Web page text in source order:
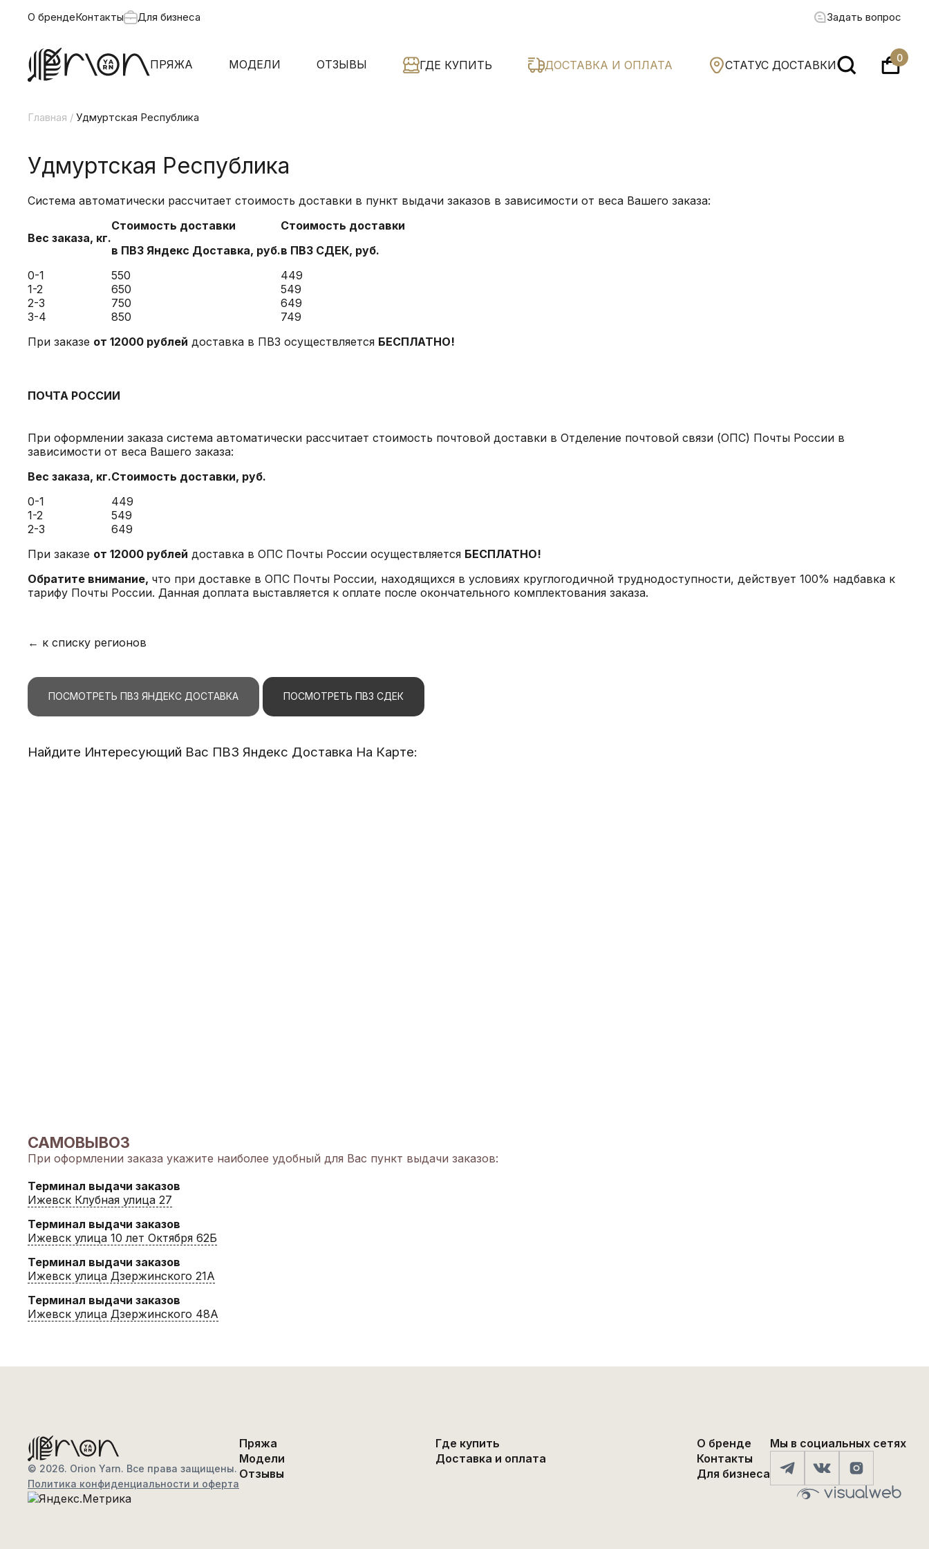
О брендеКонтакты Для бизнеса Задать вопрос
ПРЯЖА МОДЕЛИ ОТЗЫВЫ ГДЕ КУПИТЬ ДОСТАВКА И ОПЛАТА СТАТУС ДОСТАВКИ
0
Главная / Удмуртская Республика
Удмуртская Республика
Система автоматически рассчитает стоимость доставки в пункт выдачи заказов в зависимости от веса Вашего заказа:
Вес заказа, кг.
Стоимость доставки
в ПВЗ Яндекс Доставка, руб.
Стоимость доставки
в ПВЗ СДЕК, руб.
0-1
550
449
1-2
650
549
2-3
750
649
3-4
850
749
При заказе от 12000 рублей доставка в ПВЗ осуществляется БЕСПЛАТНО!
ПОЧТА РОССИИ
При оформлении заказа система автоматически рассчитает стоимость почтовой доставки в Отделение почтовой связи (ОПС) Почты России в
зависимости от веса Вашего заказа:
Вес заказа, кг.Стоимость доставки, руб.
0-1
449
1-2
549
2-3
649
При заказе от 12000 рублей доставка в ОПС Почты России осуществляется БЕСПЛАТНО!
Обратите внимание, что при доставке в ОПС Почты России, находящихся в условиях круглогодичной труднодоступности, действует 100% надбавка к
тарифу Почты России. Данная доплата выставляется к оплате после окончательного комплектования заказа.
← к списку регионов
ПОСМОТРЕТЬ ПВЗ ЯНДЕКС ДОСТАВКА ПОСМОТРЕТЬ ПВЗ СДЕК
Найдите Интересующий Вас ПВЗ Яндекс Доставка На Карте:
САМОВЫВОЗ
При оформлении заказа укажите наиболее удобный для Вас пункт выдачи заказов:
Терминал выдачи заказов
Ижевск Клубная улица 27
Терминал выдачи заказов
Ижевск улица 10 лет Октября 62Б
Терминал выдачи заказов
Ижевск улица Дзержинского 21А
Терминал выдачи заказов
Ижевск улица Дзержинского 48А
© 2026. Orion Yarn. Все права защищены.
Политика конфиденциальности и оферта
Пряжа
Модели
Отзывы
Где купить
Доставка и оплата
О бренде
Контакты
Для бизнеса
Мы в социальных сетях